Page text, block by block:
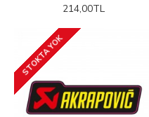
214,00TL
STOKTA YOK